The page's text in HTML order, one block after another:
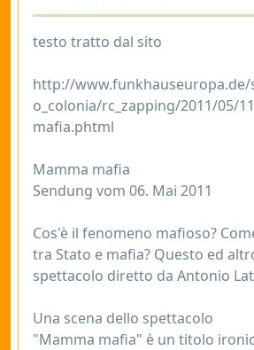
testo tratto dal sito
http://
o_colonia/rc_zapping/2011/05/
mafia.phtml
Mamma mafia
Sendung vom 06. Mai 2011
Cos'è il fenomeno mafioso?
tra Stato e mafia? Questo ed
spettacolo diretto da Antonio
Una scena dello spettacolo
"Mamma mafia" è un titolo